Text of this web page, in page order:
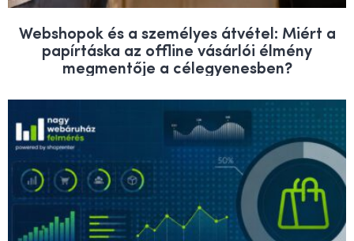
Webshopok és a személyes átvétel: Miért a
papírtáska az offline vásárlói élmény
megmentője a célegyenesben?